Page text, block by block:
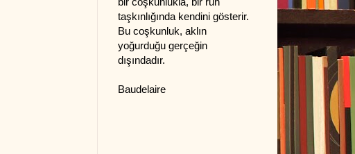
taşkınlığında kendini gösterir.
Bu coşkunluk, aklın
yoğurduğu gerçeğin
dışındadır.
Baudelaire